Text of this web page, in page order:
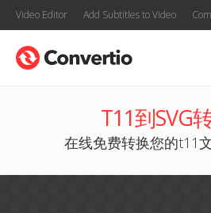
Video Editor Add Subtitles to Video
T11到SVG
在线免费转换您的t11